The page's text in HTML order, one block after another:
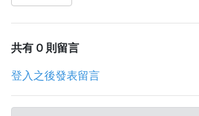
共有 0 則留言
登入之後發表留言